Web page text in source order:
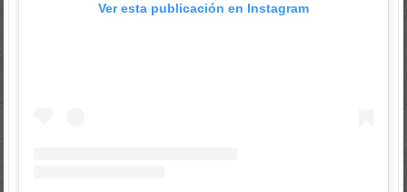
Ver esta publicación en Instagram